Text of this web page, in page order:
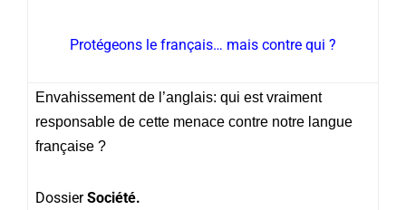
Protégeons le français… mais contre qui ?
Envahissement de l’anglais: qui est vraiment
responsable de cette menace contre notre langue
française ?
DossierSociété.